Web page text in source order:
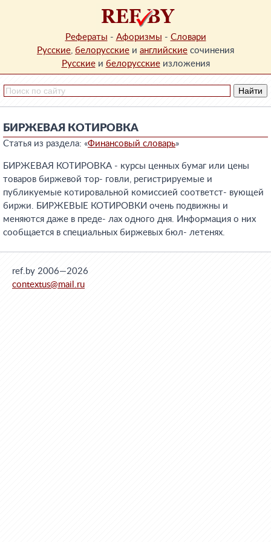
Рефераты - Афоризмы - Словари
Русские, белорусские и английские сочинения
Русскиеи белорусскиеизложения
БИРЖЕВАЯ КОТИРОВКА
Статья из раздела: «Финансовый словарь»
БИРЖЕВАЯ КОТИРОВКА - курсы ценных бумаг или цены
товаров биржевой тор- говли, регистрируемые и
публикуемые котировальной комиссией соответст- вующей
биржи. БИРЖЕВЫЕ КОТИРОВКИ очень подвижны и
меняются даже в преде- лах одного дня. Информация о них
сообщается в специальных биржевых бюл- летенях.
ref.by 2006—2026
contextus@mail.ru